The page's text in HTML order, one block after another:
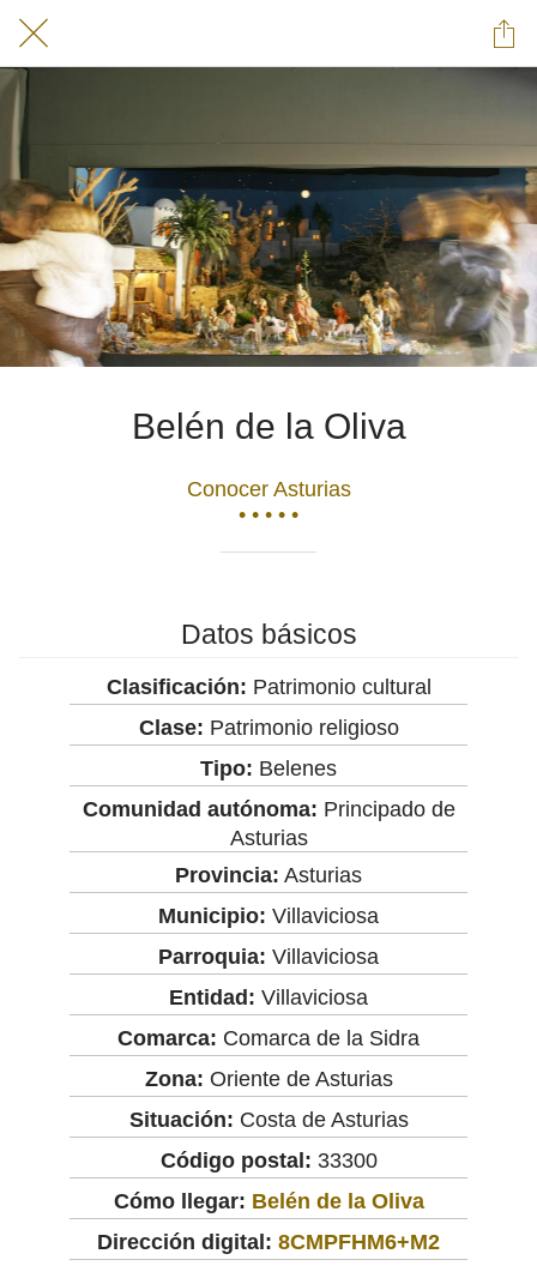
Belén de la Oliva
Conocer Asturias
• • • • •
Datos básicos
Clasificación: Patrimonio cultural
Clase: Patrimonio religioso
Tipo: Belenes
Comunidad autónoma: Principado de
Asturias
Provincia: Asturias
Municipio: Villaviciosa
Parroquia: Villaviciosa
Entidad: Villaviciosa
Comarca: Comarca de la Sidra
Zona: Oriente de Asturias
Situación: Costa de Asturias
Código postal: 33300
Cómo llegar: Belén de la Oliva
Dirección digital: 8CMPFHM6+M2